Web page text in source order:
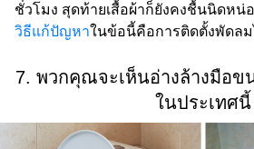
ชั่วโมง สุดท้ายเสื้อผ้าก็ยังคงชื้นนิดหน่
วิธีแก้ปัญหาในข้อนี้คือการติดตั้งพัดลม
7. พวกคุณจะเห็นอ่างล้างมือข
ในประเทศนี้